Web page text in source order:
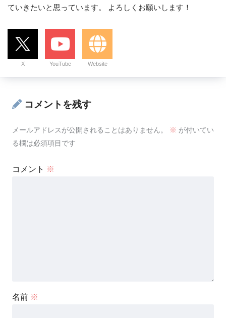
ていきたいと思っています。 よろしくお願いします！
X YouTube Website
コメントを残す
メールアドレスが公開されることはありません。 ※ が付いてい
る欄は必須項目です
コメント ※
名前 ※